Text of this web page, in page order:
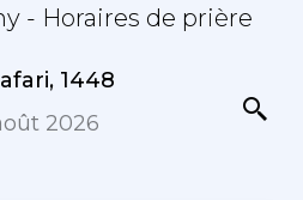
- Horaires de prière
1448
2026